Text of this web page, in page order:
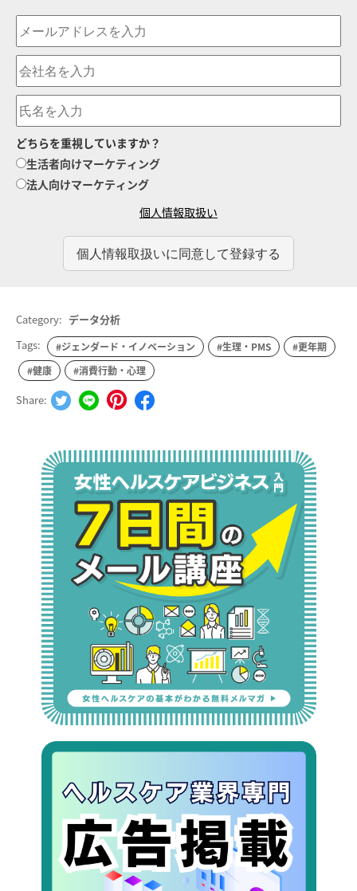
どちらを重視していますか？
生活者向けマーケティング
法人向けマーケティング
個人情報取扱い
Category: データ分析
Tags:
#ジェンダード・イノベーション #生理・PMS
#更年期
#健康
#消費行動・心理
Share: